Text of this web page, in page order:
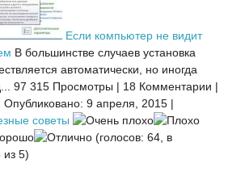
Если компьютер не видит
В большинстве случаев установка
автоматически, но иногда
97 315 Просмотры | 18 Комментарии |
Опубликовано: 9 апреля, 2015 |
советы
(голосов: 64, в
5)